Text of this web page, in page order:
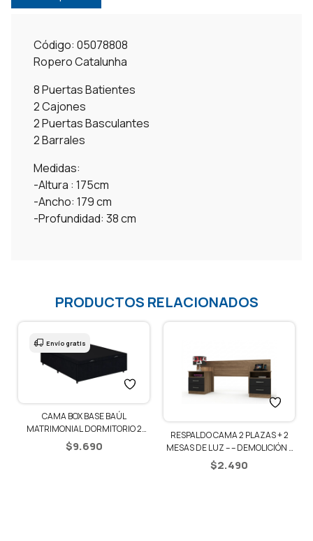
Código: 05078808
Ropero Catalunha
8 Puertas Batientes
2 Cajones
2 Puertas Basculantes
2 Barrales
Medidas:
-Altura : 175cm
-Ancho: 179 cm
-Profundidad: 38 cm
PRODUCTOS RELACIONADOS
CAMA BOX BASE BAÚL
MATRIMONIAL DORMITORIO 2
PLAZAS
$9.690
Envío gratis
RESPALDO CAMA 2 PLAZAS + 2
MESAS DE LUZ – – DEMOLICIÓN /
NEGRO
$2.490